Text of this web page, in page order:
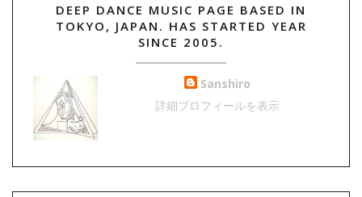
DEEP DANCE MUSIC PAGE BASED IN
TOKYO, JAPAN. HAS STARTED YEAR
SINCE 2005.
Sanshiro
詳細プロフィールを表示